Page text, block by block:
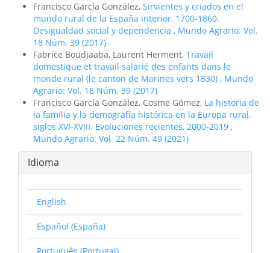
Francisco García González, Sirvientes y criados en el
mundo rural de la España interior, 1700-1860.
Desigualdad social y dependencia , Mundo Agrario: Vol.
18 Núm. 39 (2017)
Fabrice Boudjaaba, Laurent Herment, Travail
domestique et travail salarié des enfants dans le
monde rural (le canton de Marines vers 1830) , Mundo
Agrario: Vol. 18 Núm. 39 (2017)
Francisco García González, Cosme Gómez, La historia de
la familia y la demografí­a histórica en la Europa rural,
siglos XVI-XVIII. Evoluciones recientes, 2000-2019 ,
Mundo Agrario: Vol. 22 Núm. 49 (2021)
Idioma
English
Español (España)